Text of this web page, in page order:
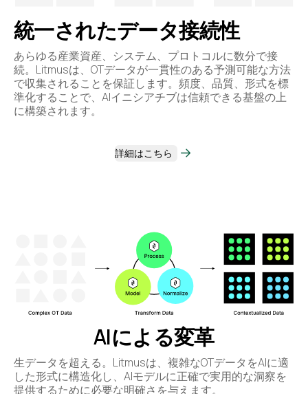
統一されたデータ接続性
あらゆる産業資産、システム、プロトコルに数分で接
続。Litmusは、OTデータが一貫性のある予測可能な方法
で収集されることを保証します。頻度、品質、形式を標
準化することで、AIイニシアチブは信頼できる基盤の上
に構築されます。
詳細はこちら
AIによる変革
生データを超える。Litmusは、複雑なOTデータをAIに適
した形式に構造化し、AIモデルに正確で実用的な洞察を
提供するために必要な明確さを与えます。